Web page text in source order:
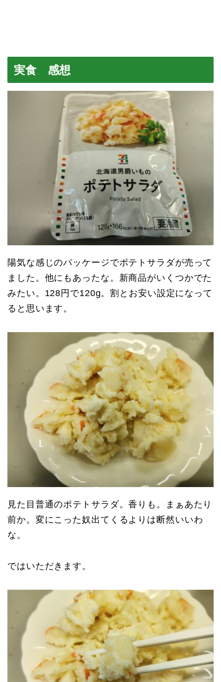
実食 感想
陽気な感じのパッケージでポテトサラダが売って
ました。他にもあったな。新商品がいくつかでた
みたい。128円で120g。割とお安い設定になって
ると思います。
見た目普通のポテトサラダ。香りも。まぁあたり
前か。変にこった奴出てくるよりは断然いいわ
な。
ではいただきます。